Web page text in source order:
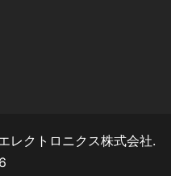
クトロニクス株式会社.